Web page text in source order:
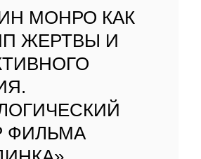
МОНРО КАК
ЖЕРТВЫ И
ФИЛЬМА